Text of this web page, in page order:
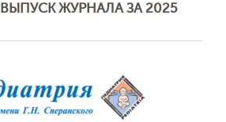
ЖУРНАЛА ЗА 2025